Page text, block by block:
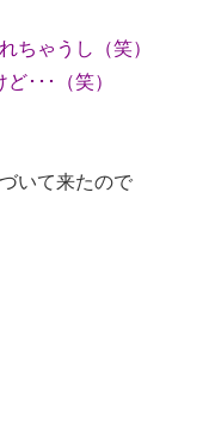
ちゃうし（笑）
･･･（笑）
いて来たので